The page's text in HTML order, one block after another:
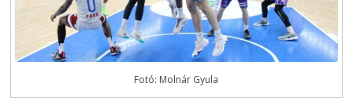
Fotó: Molnár Gyula